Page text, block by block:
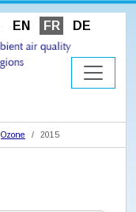
EN FR DE
Ozone 2015